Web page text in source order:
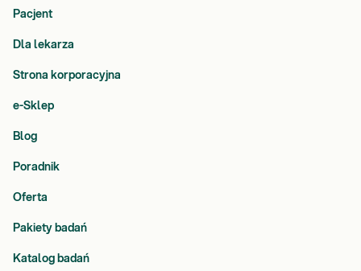
Pacjent
Dla lekarza
Strona korporacyjna
e-Sklep
Blog
Poradnik
Oferta
Pakiety badań
Katalog badań